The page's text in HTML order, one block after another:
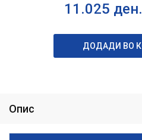
11.025 ден.
ДОДАДИ ВО
Опис